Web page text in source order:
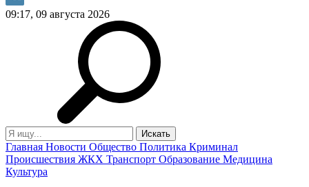
09:17, 09 августа 2026
Главная Новости Общество Политика Криминал
Происшествия ЖКХ Транспорт Образование Медицина
Культура